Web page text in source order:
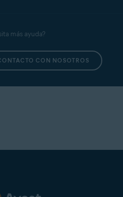
más ayuda?
CON NOSOTROS